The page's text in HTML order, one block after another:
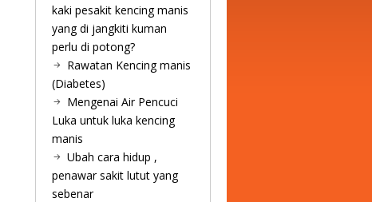
kaki pesakit kencing manis
yang di jangkiti kuman
perlu di potong?
Rawatan Kencing manis
(Diabetes)
Mengenai Air Pencuci
Luka untuk luka kencing
manis
Ubah cara hidup ,
penawar sakit lutut yang
sebenar